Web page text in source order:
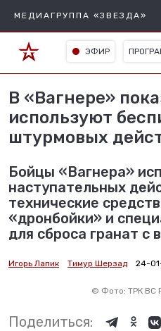
МЕДИАГРУППА «ЗВЕЗДА»
ЭФИР
В «Вагнере»
используют
штурмовых
Бойцы «Вагнера»
наступательных
технические
«дронбойки» и
для сброса гранат с
Игорь Лапик Тимур Шерзад 24-
© Фото: ТРК ВС
Поделиться: